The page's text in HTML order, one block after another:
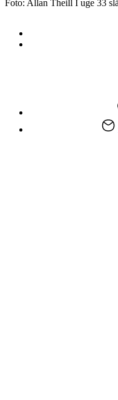
Foto: Allan Theill I uge 33